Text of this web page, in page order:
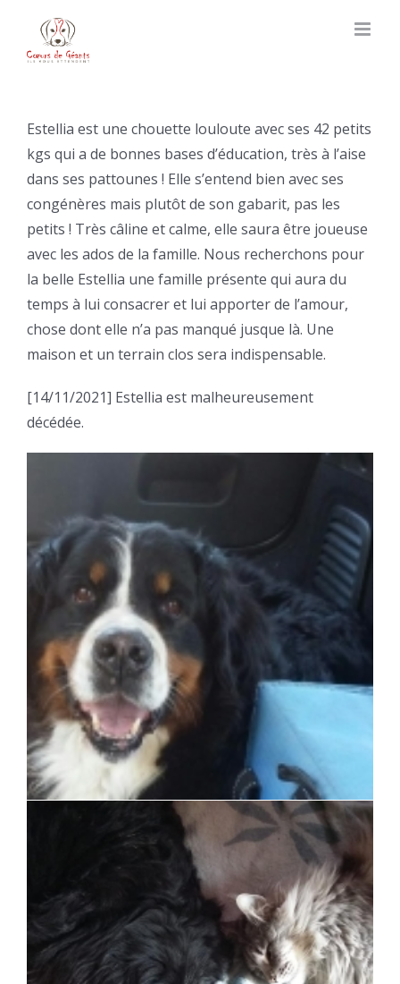
content
Estellia est une chouette louloute avec ses 42 petits
kgs qui a de bonnes bases d’éducation, très à l’aise
dans ses pattounes ! Elle s’entend bien avec ses
congénères mais plutôt de son gabarit, pas les
petits ! Très câline et calme, elle saura être joueuse
avec les ados de la famille. Nous recherchons pour
la belle Estellia une famille présente qui aura du
temps à lui consacrer et lui apporter de l’amour,
chose dont elle n’a pas manqué jusque là. Une
maison et un terrain clos sera indispensable.
[14/11/2021] Estellia est malheureusement
décédée.